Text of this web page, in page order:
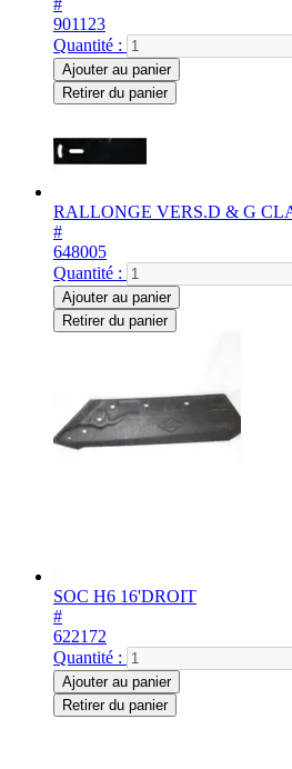
901123
Quantité :
Ajouter au panier
Retirer du panier
RALLONGE VERS.D & G
#
648005
Quantité :
Ajouter au panier
Retirer du panier
SOC H6 16'DROIT
#
622172
Quantité :
Ajouter au panier
Retirer du panier